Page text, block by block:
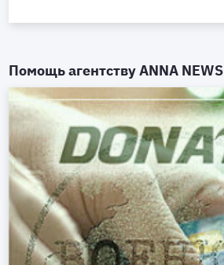
Помощь агентствуANNA NEWS